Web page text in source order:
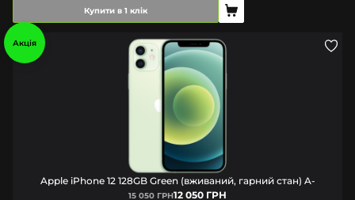
Купити в 1 клік
Акція
Apple iPhone 12 128GB Green (вживаний, гарний стан) A-
15 050 ГРН12 050 ГРН